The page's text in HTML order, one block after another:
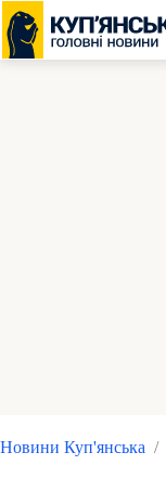
Перейти
до
вмісту
Новини Куп'янська /